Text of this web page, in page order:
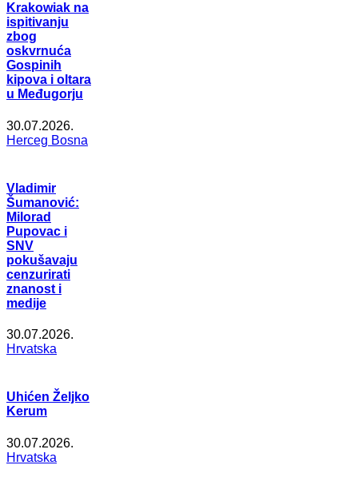
Krakowiak na
ispitivanju
zbog
oskvrnuća
Gospinih
kipova i oltara
u Međugorju
30.07.2026.
Herceg Bosna
Vladimir
Šumanović:
Milorad
Pupovac i
SNV
pokušavaju
cenzurirati
znanost i
medije
30.07.2026.
Hrvatska
Uhićen Željko
Kerum
30.07.2026.
Hrvatska